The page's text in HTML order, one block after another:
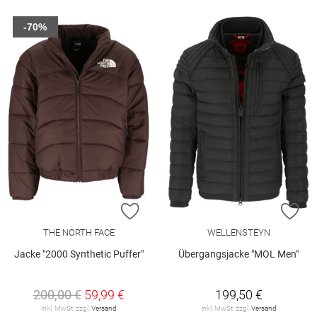
ZUR WUNSCHLISTE HINZUFÜGEN
THE NORTH FACE
Jacke "2000 Synthetic Puffer"
200,00 € 59,99 €
inkl. MwSt. zzgl. Versand
-70%
WELLENSTEYN
Übergangsjacke "MOL Men"
199,50 €
inkl. MwSt. zzgl. Versand